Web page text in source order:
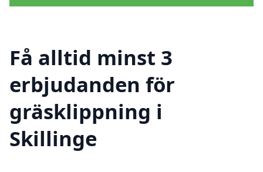
Få alltid minst 3
erbjudanden för
gräsklippning i
Skillinge